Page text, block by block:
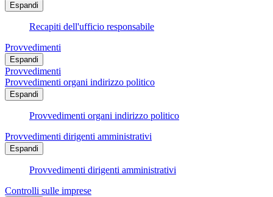
Espandi
Recapiti dell'ufficio responsabile
Provvedimenti
Espandi
Provvedimenti
Provvedimenti organi indirizzo politico
Espandi
Provvedimenti organi indirizzo politico
Provvedimenti dirigenti amministrativi
Espandi
Provvedimenti dirigenti amministrativi
Controlli sulle imprese